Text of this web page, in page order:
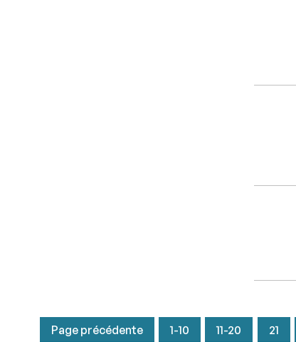
Page précédente 1-10 11-20 21